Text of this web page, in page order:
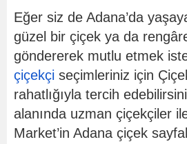
Eğer siz de Adana’da
güzel bir çiçek ya da
göndererek mutlu etmek
çiçekçi seçimleriniz için
rahatlığıyla tercih
alanında uzman çiçekçiler
Market’in Adana çiçek